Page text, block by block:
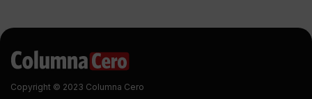
Copyright © 2023 Columna Cero